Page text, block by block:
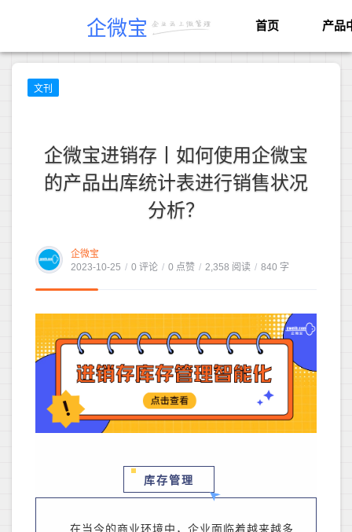
企微宝 首页 产品
文刊
企微宝进销存丨如何使用企微宝
的产品出库统计表进行销售状况
分析？
企微宝
2023-10-25 / 0 评论 / 0 点赞 / 2,358 阅读 / 840 字
库存管理
在当今的商业环境中，企业面临着越来越多